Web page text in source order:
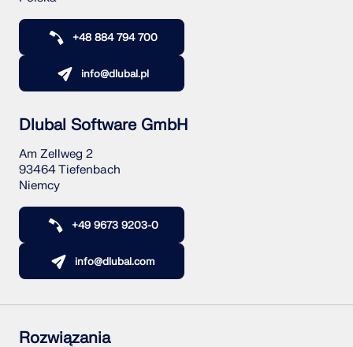
+48 884 794 700
info@dlubal.pl
Dlubal Software GmbH
Am Zellweg 2
93464 Tiefenbach
Niemcy
+49 9673 9203-0
info@dlubal.com
Rozwiązania